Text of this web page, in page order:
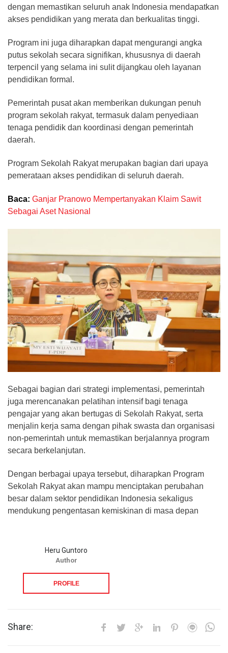
dengan memastikan seluruh anak Indonesia mendapatkan
akses pendidikan yang merata dan berkualitas tinggi.
Program ini juga diharapkan dapat mengurangi angka
putus sekolah secara signifikan, khususnya di daerah
terpencil yang selama ini sulit dijangkau oleh layanan
pendidikan formal.
Pemerintah pusat akan memberikan dukungan penuh
program sekolah rakyat, termasuk dalam penyediaan
tenaga pendidik dan koordinasi dengan pemerintah
daerah.
Program Sekolah Rakyat merupakan bagian dari upaya
pemerataan akses pendidikan di seluruh daerah.
Baca: Ganjar Pranowo Mempertanyakan Klaim Sawit
Sebagai Aset Nasional
Sebagai bagian dari strategi implementasi, pemerintah
juga merencanakan pelatihan intensif bagi tenaga
pengajar yang akan bertugas di Sekolah Rakyat, serta
menjalin kerja sama dengan pihak swasta dan organisasi
non-pemerintah untuk memastikan berjalannya program
secara berkelanjutan.
Dengan berbagai upaya tersebut, diharapkan Program
Sekolah Rakyat akan mampu menciptakan perubahan
besar dalam sektor pendidikan Indonesia sekaligus
mendukung pengentasan kemiskinan di masa depan
Heru Guntoro
Author
PROFILE
Share: